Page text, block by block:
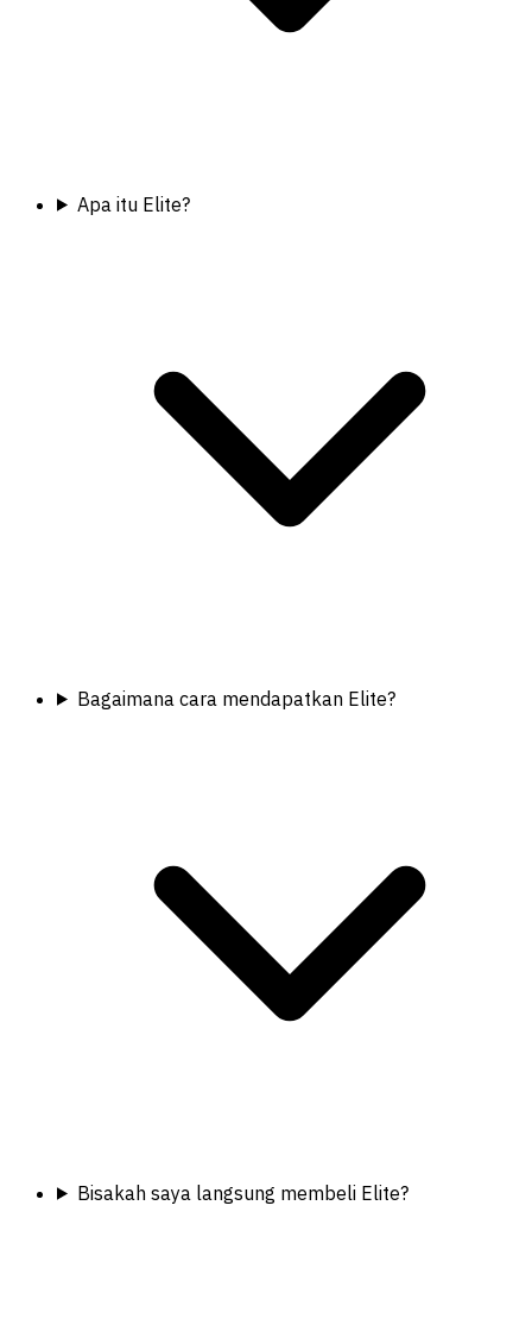
Apa itu Elite?
Bagaimana cara mendapatkan Elite?
Bisakah saya langsung membeli Elite?